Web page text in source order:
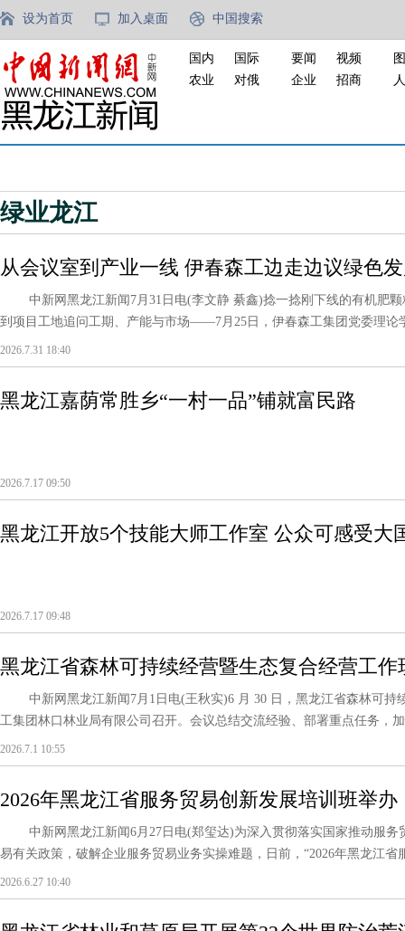
设为首页 加入桌面 中国搜索
国内
国际
农业
对俄
要闻
视频
企业
招商
绿业龙江
从会议室到产业一线 伊春森工边走边议绿色
中新网黑龙江新闻7月31日电(李文静 綦鑫)捻一捻刚下线的有机肥颗
到项目工地追问工期、产能与市场——7月25日，伊春森工集团党委理论
2026.7.31 18:40
黑龙江嘉荫常胜乡“一村一品”铺就富民路
2026.7.17 09:50
黑龙江开放5个技能大师工作室 公众可感受大
2026.7.17 09:48
黑龙江省森林可持续经营暨生态复合经营工
中新网黑龙江新闻7月1日电(王秋实)6 月 30 日，黑龙江省森林可持
工集团林口林业局有限公司召开。会议总结交流经验、部署重点任务，
2026.7.1 10:55
2026年黑龙江省服务贸易创新发展培训班举办
中新网黑龙江新闻6月27日电(郑玺达)为深入贯彻落实国家推动服务
易有关政策，破解企业服务贸易业务实操难题，日前，“2026年黑龙江
2026.6.27 10:40